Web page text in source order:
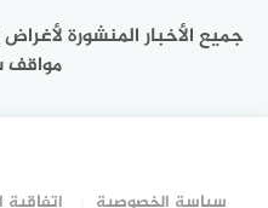
جميع الأخبار المنشورة
مواقف